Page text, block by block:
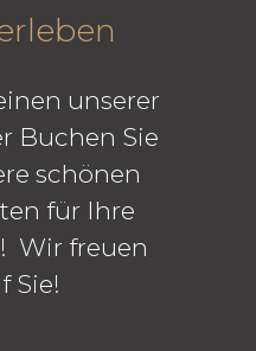
unserer
Buchen Sie
schönen
für Ihre
Wir freuen
Sie!